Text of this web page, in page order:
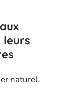
leurs
naturel.